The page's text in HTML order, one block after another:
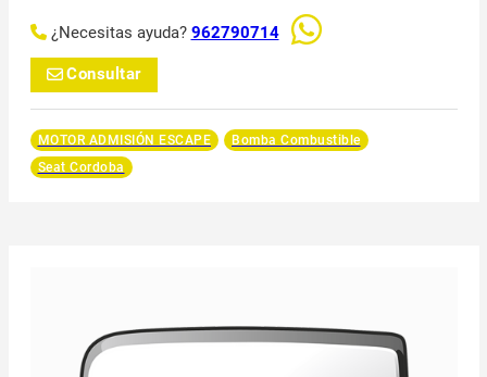
¿Necesitas ayuda? 962790714
Consultar
MOTOR ADMISIÓN ESCAPE
Bomba Combustible
Seat Cordoba